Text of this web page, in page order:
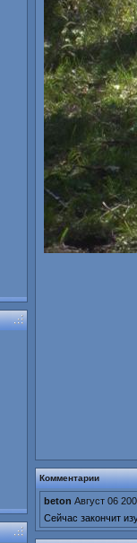
Комментарии
beton Август 06
Сейчас закончит